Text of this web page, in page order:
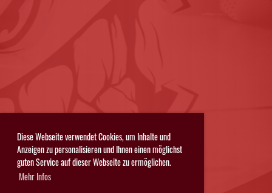
Diese Webseite verwendet Cookies, um Inhalte und
Anzeigen zu personalisieren und Ihnen einen möglichst
guten Service auf dieser Webseite zu ermöglichen.
Mehr Infos